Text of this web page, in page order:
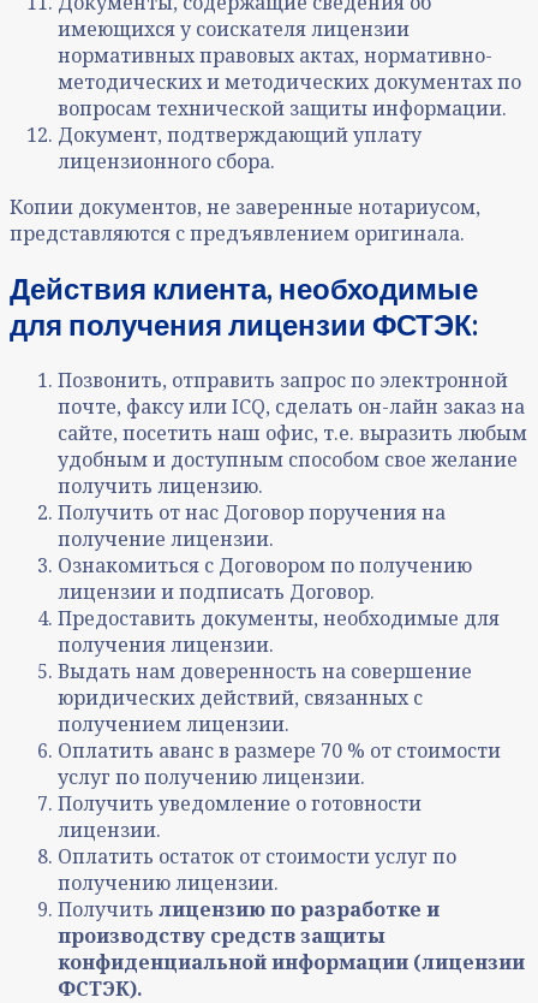
имеющихся у соискателя лицензии
нормативных правовых актах, нормативно-
методических и методических документах по
вопросам технической защиты информации.
Документ, подтверждающий уплату
лицензионного сбора.
Копии документов, не заверенные нотариусом,
представляются с предъявлением оригинала.
Действия клиента, необходимые
для получения лицензии ФСТЭК:
Позвонить, отправить запрос по электронной
почте, факсу или ICQ, сделать он-лайн заказ на
сайте, посетить наш офис, т.е. выразить любым
удобным и доступным способом свое желание
получить лицензию.
Получить от нас Договор поручения на
получение лицензии.
Ознакомиться с Договором по получению
лицензии и подписать Договор.
Предоставить документы, необходимые для
получения лицензии.
Выдать нам доверенность на совершение
юридических действий, связанных с
получением лицензии.
Оплатить аванс в размере 70 % от стоимости
услуг по получению лицензии.
Получить уведомление о готовности
лицензии.
Оплатить остаток от стоимости услуг по
получению лицензии.
Получить лицензию поразработке и
производству средств защиты
конфиденциальной информации (лицензии
ФСТЭК).